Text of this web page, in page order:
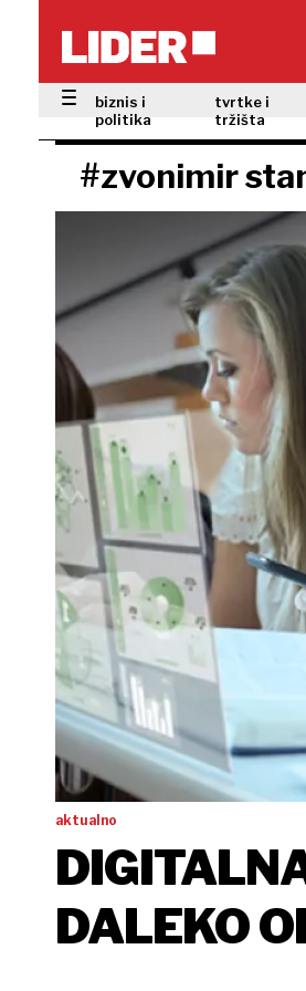
biznis i
politika
tvrtke i
tržišta
#zvonimir
aktualno
DALEKO